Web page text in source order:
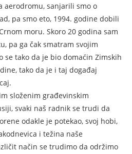
aerodromu, sanjarili smo o
pa smo eto, 1994. godine dobili
moru. Skoro 20 godina sam
pa ga čak smatram svojim
tako da je bio domaćin Zimskih
tako da je i taj događaj
složenim građevinskim
svaki naš radnik se trudi da
odakle je potekao, svoj hobi,
i težina naše
način se trudimo da održimo